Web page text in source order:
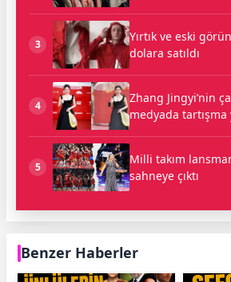
3
Yırtık ve eski
dolara satıldı
4
Zhang Jingyi’nin
medyada tartışma
5
Milli takım
sahneye çıktı
Benzer Haberler